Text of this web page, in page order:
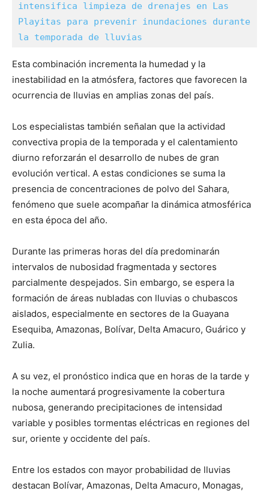
intensifica limpieza de drenajes en Las
Playitas para prevenir inundaciones durante
la temporada de lluvias
Esta combinación incrementa la humedad y la
inestabilidad en la atmósfera, factores que favorecen la
ocurrencia de lluvias en amplias zonas del país.
Los especialistas también señalan que la actividad
convectiva propia de la temporada y el calentamiento
diurno reforzarán el desarrollo de nubes de gran
evolución vertical. A estas condiciones se suma la
presencia de concentraciones de polvo del Sahara,
fenómeno que suele acompañar la dinámica atmosférica
en esta época del año.
Durante las primeras horas del día predominarán
intervalos de nubosidad fragmentada y sectores
parcialmente despejados. Sin embargo, se espera la
formación de áreas nubladas con lluvias o chubascos
aislados, especialmente en sectores de la Guayana
Esequiba, Amazonas, Bolívar, Delta Amacuro, Guárico y
Zulia.
A su vez, el pronóstico indica que en horas de la tarde y
la noche aumentará progresivamente la cobertura
nubosa, generando precipitaciones de intensidad
variable y posibles tormentas eléctricas en regiones del
sur, oriente y occidente del país.
Entre los estados con mayor probabilidad de lluvias
destacan Bolívar, Amazonas, Delta Amacuro, Monagas,